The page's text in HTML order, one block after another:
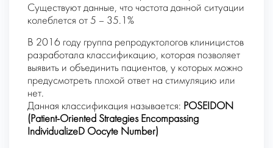
Существуют данные, что частота данной ситуации
колеблется от 5 – 35.1%
В 2016 году группа репродуктологов клиницистов
разработала классификацию, которая позволяет
выявить и объединить пациентов, у которых можно
предусмотреть плохой ответ на стимуляцию или
нет.
Данная классификация называется: POSEIDON
(Patient-Oriented Strategies Encompassing
IndividualizeD Oocyte Number)